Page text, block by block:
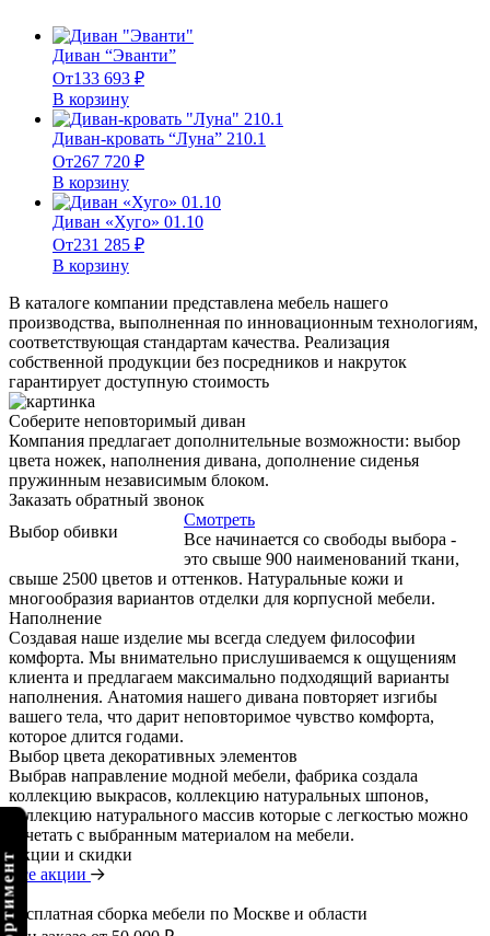
Диван “Эванти”
От133 693 ₽
В корзину
Диван-кровать “Луна” 210.1
От267 720 ₽
В корзину
Диван «Хуго» 01.10
От231 285 ₽
В корзину
В каталоге компании представлена мебель нашего
производства, выполненная по инновационным технологиям,
соответствующая стандартам качества. Реализация
собственной продукции без посредников и накруток
гарантирует доступную стоимость
Соберите неповторимый диван
Компания предлагает дополнительные возможности: выбор
цвета ножек, наполнения дивана, дополнение сиденья
пружинным независимым блоком.
Заказать обратный звонок
Выбор обивки
Смотреть
Все начинается со свободы выбора -
это свыше 900 наименований ткани,
свыше 2500 цветов и оттенков. Натуральные кожи и
многообразия вариантов отделки для корпусной мебели.
Наполнение
Создавая наше изделие мы всегда следуем философии
комфорта. Мы внимательно прислушиваемся к ощущениям
клиента и предлагаем максимально подходящий варианты
наполнения. Анатомия нашего дивана повторяет изгибы
вашего тела, что дарит неповторимое чувство комфорта,
которое длится годами.
Выбор цвета декоративных элементов
Выбрав направление модной мебели, фабрика создала
коллекцию выкрасов, коллекцию натуральных шпонов,
коллекцию натурального массив которые с легкостью можно
сочетать с выбранным материалом на мебели.
Акции и скидки
Все акции
Бесплатная сборка мебели по Москве и области